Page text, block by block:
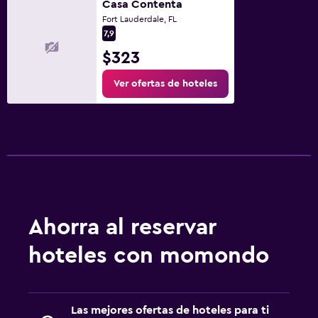
Casa Contenta
Fort Lauderdale, FL
7,9
$323
Ver ofertas de hoteles
Ahorra al reservar
hoteles con momondo
Las mejores ofertas de hoteles para ti